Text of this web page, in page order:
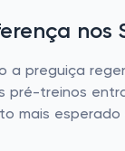
nos
preguiça
pré-treinos
mais esperado